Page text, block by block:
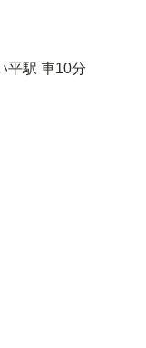
平駅 車10分